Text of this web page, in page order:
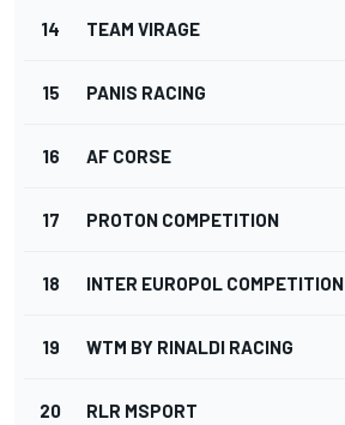
14 TEAM VIRAGE
15 PANIS RACING
16 AF CORSE
17 PROTON COMPETITION
18 INTER EUROPOL COMPETITION
19 WTM BY RINALDI RACING
20 RLR MSPORT